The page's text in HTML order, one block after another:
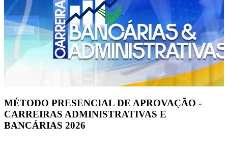
MÉTODO PRESENCIAL DE APROVAÇÃO -
CARREIRAS ADMINISTRATIVAS E
BANCÁRIAS 2026